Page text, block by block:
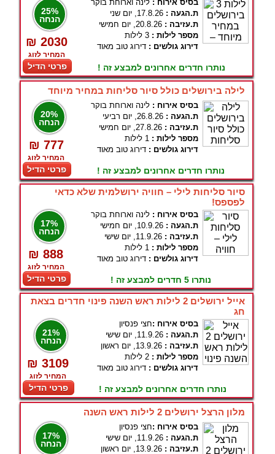
25%
הנחה
₪ 2030
המחיר לזוג
פרטי הדיל
בסיס אירוח : לינה וארוחת בוקר
ת.הגעה : 17.8.26, יום שני
ת.עזיבה : 20.8.26, יום חמישי
מספר לילות : 3 לילות
דירוג גולשים : דירוג טוב מאוד
נותרו חדרים אחרונים למבצע זה !
לילה בירושלים כולל סיור סליחות במחיר מיוחד
20%
הנחה
₪ 777
המחיר לזוג
פרטי הדיל
בסיס אירוח : לינה וארוחת בוקר
ת.הגעה : 26.8.26, יום רביעי
ת.עזיבה : 27.8.26, יום חמישי
מספר לילות : 1 לילות
דירוג גולשים : דירוג טוב מאוד
נותרו חדרים אחרונים למבצע זה !
סיור סליחות לילי – חוויה ירושלמית שלא כדאי
לפספס!
17%
הנחה
₪ 888
המחיר לזוג
פרטי הדיל
בסיס אירוח : לינה וארוחת בוקר
ת.הגעה : 10.9.26, יום חמישי
ת.עזיבה : 11.9.26, יום שישי
מספר לילות : 1 לילות
דירוג גולשים : דירוג טוב מאוד
נותרו 5 חדרים למבצע זה !
אייל ירושלים 2 לילות ראש השנה פינוי חדרים בצאת
חג
21%
הנחה
₪ 3109
המחיר לזוג
פרטי הדיל
בסיס אירוח :חצי פנסיון
ת.הגעה : 11.9.26, יום שישי
ת.עזיבה : 13.9.26, יום ראשון
מספר לילות : 2 לילות
דירוג גולשים : דירוג טוב מאוד
נותרו חדרים אחרונים למבצע זה !
מלון הרצל ירושלים 2 לילות ראש השנה
17%
הנחה
בסיס אירוח :חצי פנסיון
ת.הגעה : 11.9.26, יום שישי
ת.עזיבה : 13.9.26, יום ראשון